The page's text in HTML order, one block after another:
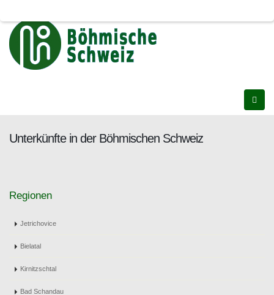
Unterkünfte in der Böhmischen Schweiz
Regionen
Jetrichovice
Bielatal
Kirnitzschtal
Bad Schandau